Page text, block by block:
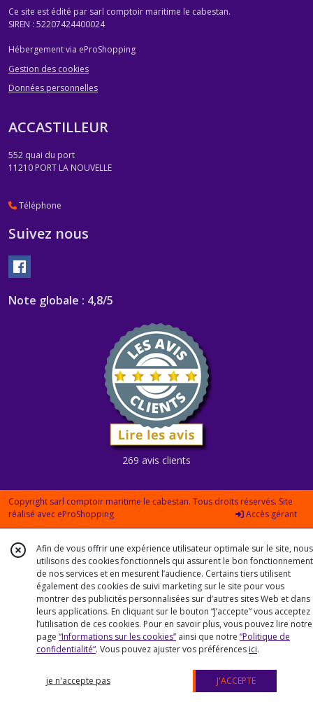
Ce site est édité par sarl comptoir maritime le cabestan.
SIREN : 52207424400024
Hébergement via eProShopping
Gestion des cookies
Données personnelles
ACCASTILLEUR
552 quai du port
11210 PORT LA NOUVELLE
Téléphone
Suivez nous
Note globale : 4,8/5
269 avis clients
Copyright sarl comptoir maritime le cabestan. Tous droits réservés. Site
réalisé avec eProShopping Accès gérant
Afin de vous offrir une expérience utilisateur optimale sur le site, nous
utilisons des cookies fonctionnels qui assurent le bon fonctionnement
de nos services et en mesurent l’audience. Certains tiers utilisent
également des cookies de suivi marketing sur le site pour vous
montrer des publicités personnalisées sur d’autres sites Web et dans
leurs applications. En cliquant sur le bouton “J’accepte” vous acceptez
l’utilisation de ces cookies. Pour en savoir plus, vous pouvez lire notre
page “Informations sur les cookies” ainsi que notre “Politique de
confidentialité“. Vous pouvez ajuster vos préférences ici.
je n'accepte pas J'ACCEPTE